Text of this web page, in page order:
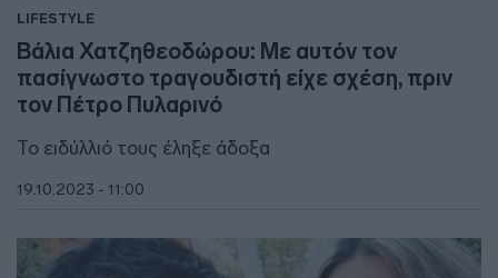
LIFESTYLE
Βάλια Χατζηθεοδώρου: Με αυτόν τον
πασίγνωστο τραγουδιστή είχε σχέση, πριν
τον Πέτρο Πυλαρινό
Το ειδύλλιό τους έληξε άδοξα
19.10.2023 - 11:00